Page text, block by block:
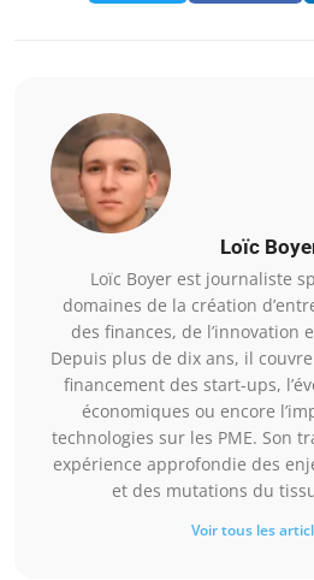
Loïc
Loïc Boyer est journaliste
domaines de la création
des finances, de l’innovation
Depuis plus de dix ans, il
financement des start-ups,
économiques ou encore
technologies sur les PME. Son
expérience approfondie des
et des mutations du
Voir tous les